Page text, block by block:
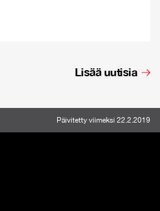
Lisää uutisia
Päivitetty viimeksi 22.2.2019